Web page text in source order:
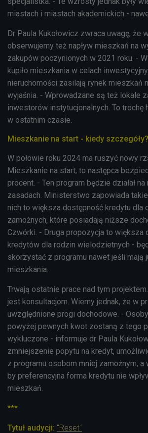
miastach i miastach akademickich -
Dr Paula Kukołowicz zwraca uwagę, że
obserwujemy też napływ mieszkań na
zakupów poczynionych w 2021 roku. -
kupiło mieszkania w celach
nieruchomości zasilają rynek mieszkań
wyjaśnia. - Wprowadzane są też lokale
inwestorów instytucjonalnych. To trochę
w ostatnim czasie.
Mieszkanie na start - kiedy szczegóły?
W połowie roku 2024 ma ruszyć nowy
Mieszkanie na start, to następca
procent. - Ten program będzie działał
zasadach. Ministerstwo zapowiada takie
nich to większa dostępność kredytu dla
zamożnych, które posiadają niższe
Czwórki. - Druga propozycja to większa
kredytów dla rodzin wielodzietnych -
skorzystać z programu nawet jeśli mają
mieszkania.
Trwają ostatnie prace nad tym
jest konsultacjom. Wiemy jednak, że w
uwzględnione progi dochodowe. -
powyżej pewnych kwot zostaną z tego
wykluczone - informuje dr Paula
zmniejszenie popytu na kredyt,
z programu osobom mniej zamożnym,
by preferencyjna forma kredytu nie
mieszkań.
***
Tytuł audycji: "Reset"